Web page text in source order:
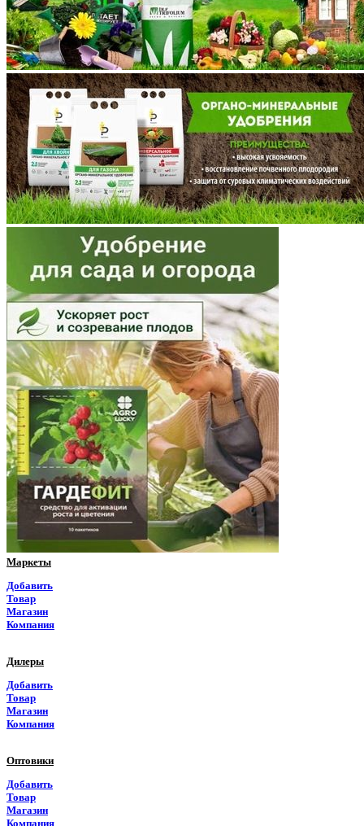
Магаданская область
Марий Эл
Мордовия
Московская область
Мурманская область
Ненецкий АО
Нижегородская область
Новгородская область
Новосибирская область
Омская область
Оренбургская область
Орловская область
Пензенская область
Пермский край
Приморский край
Псковская область
Ростовская область
Маркеты
Добавить
Товар
Магазин
Компания
Дилеры
Добавить
Товар
Магазин
Компания
Оптовики
Добавить
Товар
Магазин
Компания